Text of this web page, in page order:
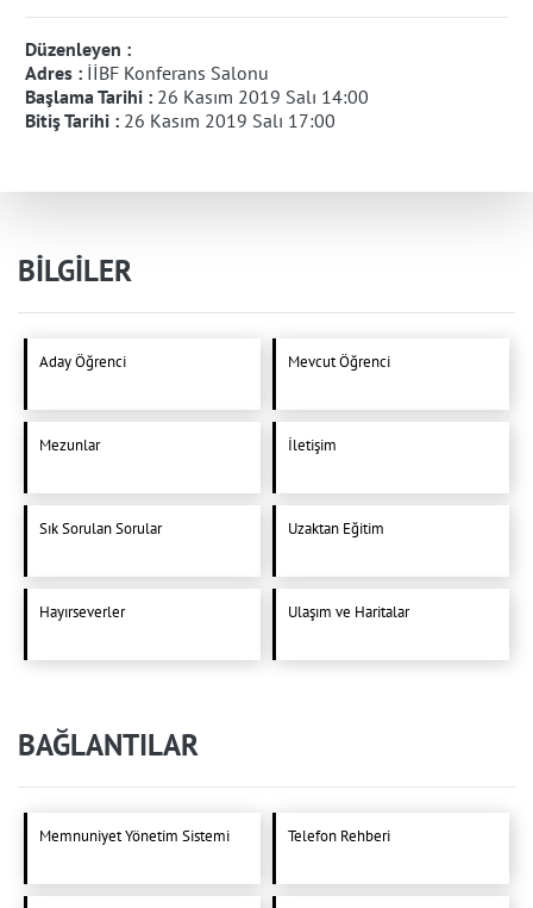
Düzenleyen :
Adres : İİBF Konferans Salonu
Başlama Tarihi : 26 Kasım 2019 Salı 14:00
Bitiş Tarihi : 26 Kasım 2019 Salı 17:00
BİLGİLER
Aday Öğrenci Mevcut Öğrenci
Mezunlar İletişim
Sık Sorulan Sorular Uzaktan Eğitim
Hayırseverler Ulaşım ve Haritalar
BAĞLANTILAR
Memnuniyet Yönetim Sistemi Telefon Rehberi